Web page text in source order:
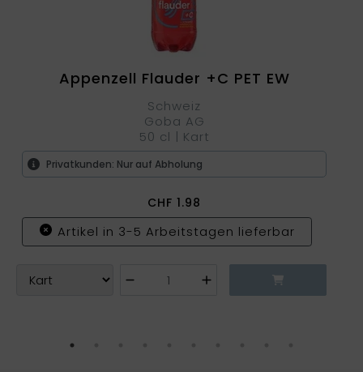
Appenzell Flauder +C PET EW
Schweiz
Goba AG
50 cl | Kart
Privatkunden: Nur auf Abholung
CHF1.98
Artikel in 3-5 Arbeitstagen lieferbar